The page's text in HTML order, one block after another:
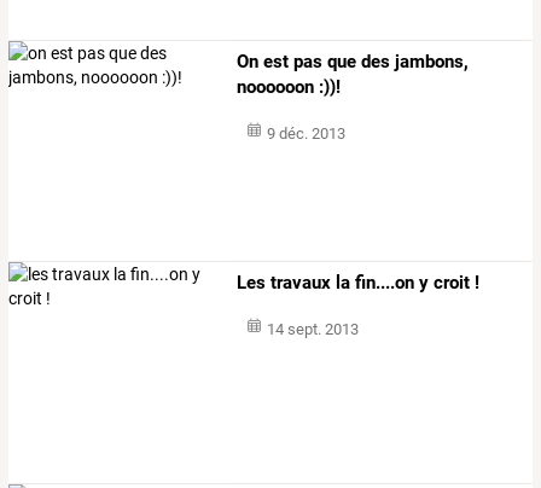
On est pas que des jambons,
noooooon :))!
9 déc. 2013
Les travaux la fin....on y croit !
14 sept. 2013